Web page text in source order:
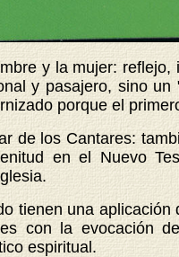
y la mujer: reflejo,
y pasajero, sino un
porque el
de los Cantares:
en el Nuevo
tienen una aplicación
con la evocación
espiritual.